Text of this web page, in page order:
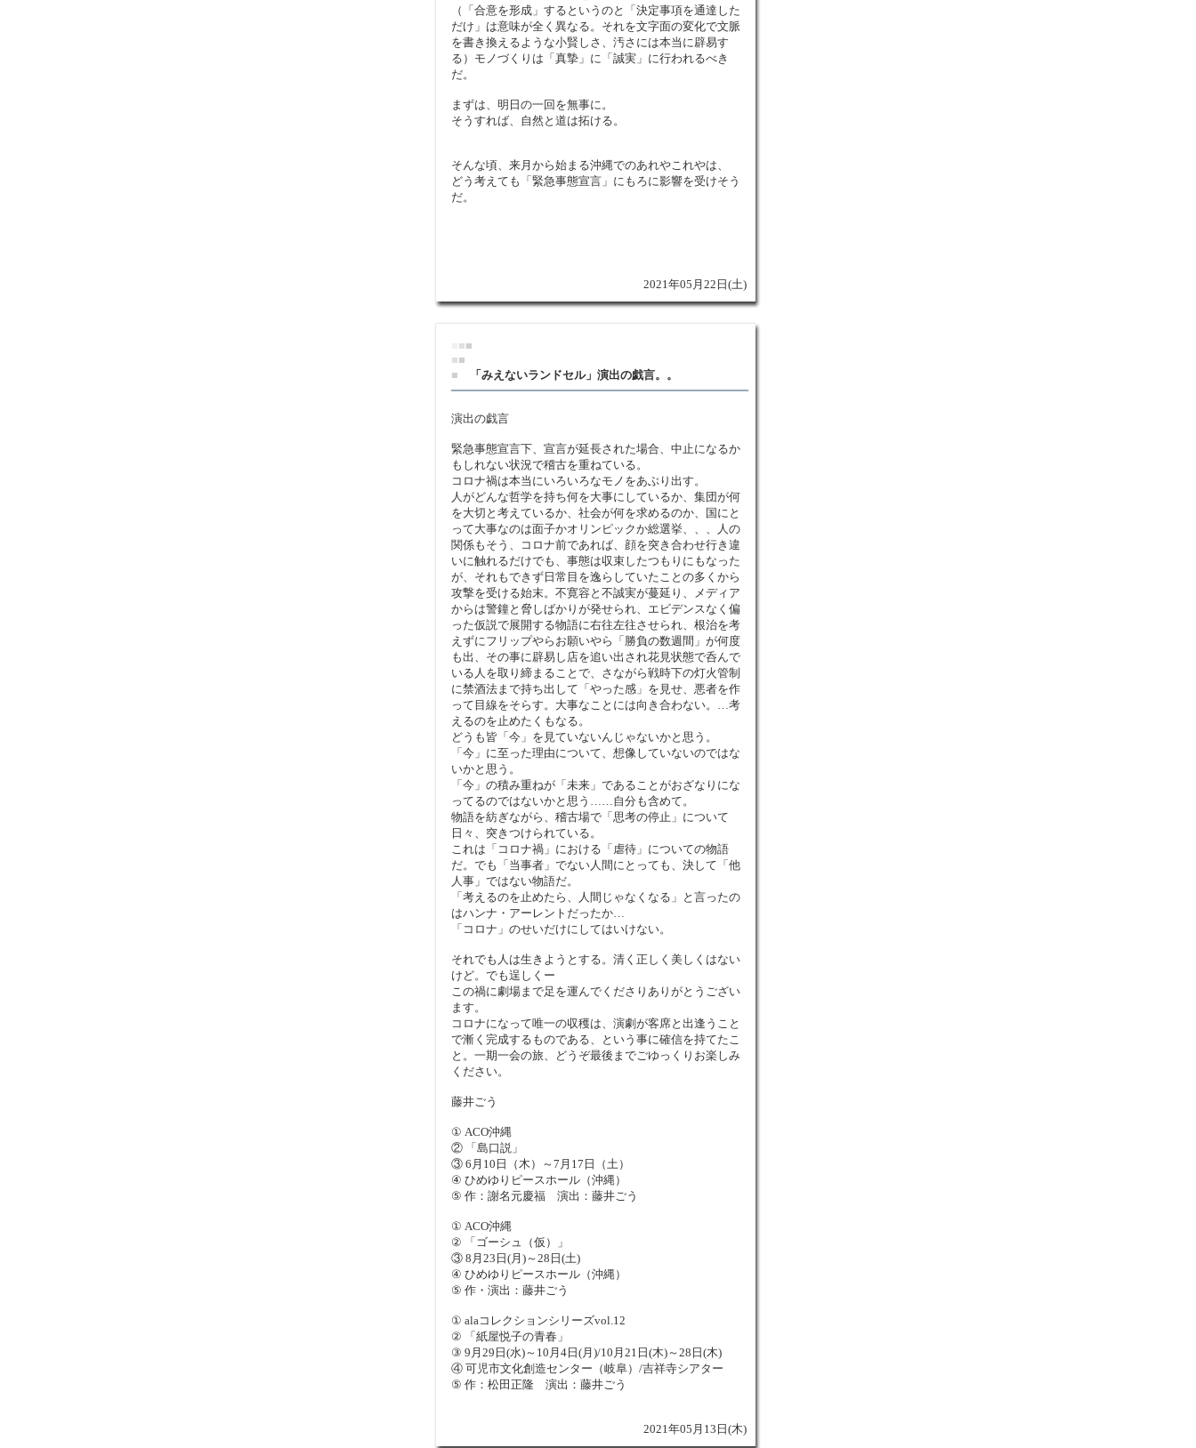
（「合意を形成」するというのと「決定事項を通達した
だけ」は意味が全く異なる。それを文字面の変化で文脈
を書き換えるような小賢しさ、汚さには本当に辟易す
る）モノづくりは「真摯」に「誠実」に行われるべき
だ。
まずは、明日の一回を無事に。
そうすれば、自然と道は拓ける。
そんな頃、来月から始まる沖縄でのあれやこれやは、
どう考えても「緊急事態宣言」にもろに影響を受けそう
だ。
2021年05月22日(土)
■■
■■
■
「みえないランドセル」演出の戯言。。
演出の戯言
緊急事態宣言下、宣言が延長された場合、中止になるか
もしれない状況で稽古を重ねている。
コロナ禍は本当にいろいろなモノをあぶり出す。
人がどんな哲学を持ち何を大事にしているか、集団が何
を大切と考えているか、社会が何を求めるのか、国にと
って大事なのは面子かオリンピックか総選挙、、、人の
関係もそう、コロナ前であれば、顔を突き合わせ行き違
いに触れるだけでも、事態は収束したつもりにもなった
が、それもできず日常目を逸らしていたことの多くから
攻撃を受ける始末。不寛容と不誠実が蔓延り、メディア
からは警鐘と脅しばかりが発せられ、エビデンスなく偏
った仮説で展開する物語に右往左往させられ、根治を考
えずにフリップやらお願いやら「勝負の数週間」が何度
も出、その事に辟易し店を追い出され花見状態で呑んで
いる人を取り締まることで、さながら戦時下の灯火管制
に禁酒法まで持ち出して「やった感」を見せ、悪者を作
って目線をそらす。大事なことには向き合わない。…考
えるのを止めたくもなる。
どうも皆「今」を見ていないんじゃないかと思う。
「今」に至った理由について、想像していないのではな
いかと思う。
「今」の積み重ねが「未来」であることがおざなりにな
ってるのではないかと思う……自分も含めて。
物語を紡ぎながら、稽古場で「思考の停止」について
日々、突きつけられている。
これは「コロナ禍」における「虐待」についての物語
だ。でも「当事者」でない人間にとっても、決して「他
人事」ではない物語だ。
「考えるのを止めたら、人間じゃなくなる」と言ったの
はハンナ・アーレントだったか…
「コロナ」のせいだけにしてはいけない。
それでも人は生きようとする。清く正しく美しくはない
けど。でも逞しくー
この禍に劇場まで足を運んでくださりありがとうござい
ます。
コロナになって唯一の収穫は、演劇が客席と出逢うこと
で漸く完成するものである、という事に確信を持てたこ
と。一期一会の旅、どうぞ最後までごゆっくりお楽しみ
ください。
藤井ごう
① ACO沖縄
② 「島口説」
③ 6月10日（木）～7月17日（土）
④ ひめゆりピースホール（沖縄）
⑤ 作：謝名元慶福 演出：藤井ごう
① ACO沖縄
② 「ゴーシュ（仮）」
③ 8月23日(月)～28日(土)
④ ひめゆりピースホール（沖縄）
⑤ 作・演出：藤井ごう
① alaコレクションシリーズvol.12
② 「紙屋悦子の青春」
③ 9月29日(水)～10月4日(月)/10月21日(木)～28日(木)
④ 可児市文化創造センター（岐阜）/吉祥寺シアター
⑤ 作：松田正隆 演出：藤井ごう
2021年05月13日(木)